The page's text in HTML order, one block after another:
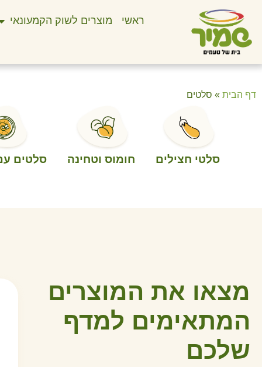
ראשי מוצרים לשוק הקמעונאי
דף הבית » סלטים
סלטי חצילים חומוס וטחינה סלטים
מצאו את המוצרים
המתאימים למדף
שלכם